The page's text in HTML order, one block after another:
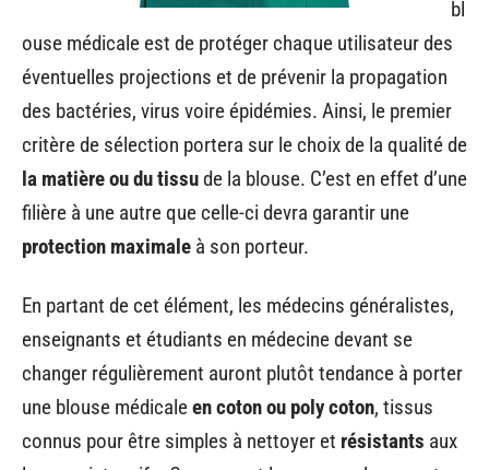
bl
ouse médicale est de protéger chaque utilisateur des
éventuelles projections et de prévenir la propagation
des bactéries, virus voire épidémies. Ainsi, le premier
critère de sélection portera sur le choix de la qualité de
la matière ou du tissude la blouse. C’est en effet d’une
filière à une autre que celle-ci devra garantir une
protection maximale à son porteur.
En partant de cet élément, les médecins généralistes,
enseignants et étudiants en médecine devant se
changer régulièrement auront plutôt tendance à porter
une blouse médicaleen coton ou poly coton, tissus
connus pour être simples à nettoyer et résistants aux